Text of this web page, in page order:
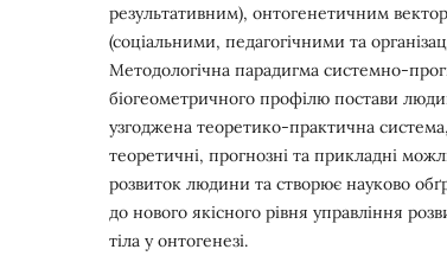
результативним), онтогенетичним
(соціальними, педагогічними та
Методологічна парадигма системно-
біогеометричного профілю постави
узгоджена теоретико-практична
теоретичні, прогнозні та прикладні
розвиток людини та створює науково
до нового якісного рівня управління
тіла у онтогенезі.